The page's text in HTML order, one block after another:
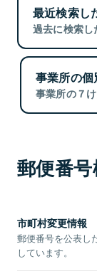
最近検索し
過去に検索し
事業所の個
事業所の７
郵便番
市町村変更情報
郵便番号を公表し
しています。